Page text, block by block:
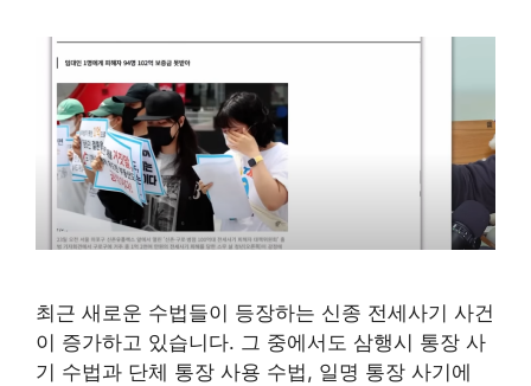
최근 새로운 수법들이 등장하는 신종 전세사기 사건
이 증가하고 있습니다. 그 중에서도 삼행시 통장 사
기 수법과 단체 통장 사용 수법, 일명 통장 사기에